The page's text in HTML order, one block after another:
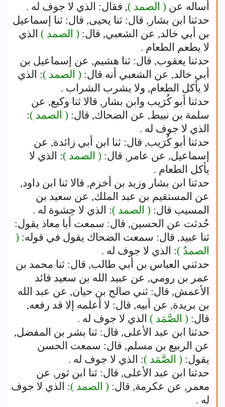
أساله عن ( الصمد ), فقال: الذي لا جوف له .
حدثنا ابن بشار, قال: ثنا يحيى, قال: ثنا إسماعيل
بن أبي خالد, عن الشعبي, قال: ( الصمد ) الذي
لا يطعم الطعام .
حدثنا يعقوب, قال: ثنا هشيم, عن إسماعيل بن
أبي خالد, عن الشعبي أنه قال: ( الصمد ): الذي
لا يأكل الطعام, ولا يشرب الشراب .
حدثنا أبو كُرَيب وابن بشار, قالا ثنا وكيع, عن
سلمة بن نبيط, عن الضحاك, قال: ( الصمد ):
الذي لا جوف له .
حدثنا أبو كُرَيب, قال: ثنا ابن أبي زائدة, عن
إسماعيل, عن عامر, قال: ( الصمد ): الذي لا
يأكل الطعام .
حدثنا ابن بشار وزيد بن أخزم, قالا ثنا ابن داود,
عن المستقيم بن عبد الملك, عن سعيد بن
المسيب قال: ( الصمد ): الذي لا حِشوة له .
حُدثت عن الحسين, قال: سمعت أبا معاذ يقول:
ثنا عبيد, قال: سمعت الضحاك يقول في قوله: (
الصمدُ ): الذي لا جوف له .
حدثني العباس بن أبي طالب, قال: ثنا محمد بن
عمر بن رومي, عن عبيد الله بن سعيد قائد
الأعمش, قال: ثني صالح بن حيان, عن عبد الله
بن بريدة, عن أبيه, قال: لا أعلمه إلا قد رفعه,
قال: ( الصَّمَد ) الذي لا جوف له .
حدثنا ابن عبد الأعلى, قال: ثنا بشر بن المفضل,
عن الربيع بن مسلم, قال: سمعت الحسن
يقول: ( الصَّمَد ): الذي لا جوف له .
حدثنا ابن عبد الأعلى, قال: ثنا ابن ثور, عن
معمر, عن عكرمة, قال: ( الصمد ): الذي لا جوف
له .